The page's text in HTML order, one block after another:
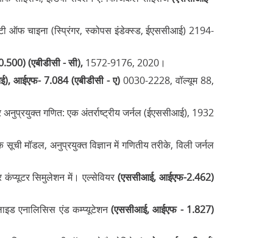
ऑफ चाइना (स्प्रिंगर, स्कोपस इंडेक्स्ड, ईएससीआई) 2194-
(एबीडीसी - सी), 1572-9176, 2020।
आईएफ- 7.084 (एबीडीसी - ए) 0030-2228, वॉल्यूम 88,
गणित: एक अंतर्राष्ट्रीय जर्नल (ईएससीआई), 1932
मॉडल, अनुप्रयुक्त विज्ञान में गणितीय तरीके, विली जर्नल
कंप्यूटर सिमुलेशन में। एल्सेवियर(एससीआई, आईएफ-2.462)
एनालिसिस एंड कम्प्यूटेशन(एससीआई, आईएफ - 1.827)